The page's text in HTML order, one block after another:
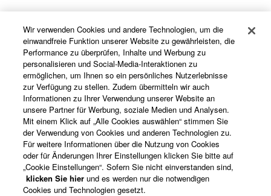
Aufrüstung bestehender Netze
Wir verwenden Cookies und andere Technologien, um die
einwandfreie Funktion unserer Website zu gewährleisten, die
Performance zu überprüfen, Inhalte und Werbung zu
personalisieren und Social-Media-Interaktionen zu
ermöglichen, um Ihnen so ein persönliches Nutzerlebnisse
zur Verfügung zu stellen. Zudem übermitteln wir auch
Informationen zu Ihrer Verwendung unserer Website an
unsere Partner für Werbung, soziale Medien und Analysen.
Mit einem Klick auf „Alle Cookies auswählen“ stimmen Sie
der Verwendung von Cookies und anderen Technologien zu.
Für weitere Informationen über die Nutzung von Cookies
oder für Änderungen Ihrer Einstellungen klicken Sie bitte auf
„Cookie Einstellungen“. Sofern Sie nicht einverstanden sind,
klicken Sie hier und es werden nur die notwendigen
Cookies und Technologien gesetzt.